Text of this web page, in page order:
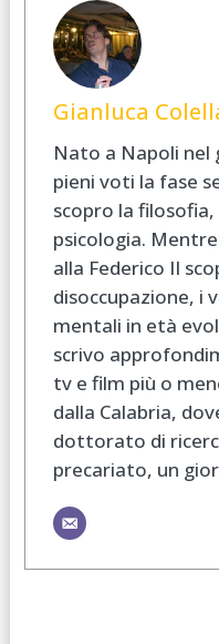
Gianluca
Nato a Napoli nel
pieni voti la fase
scopro la
psicologia.
alla Federico II
disoccupazione, i
mentali in età
scrivo
tv e film più o
dalla Calabria,
dottorato di
precariato, un